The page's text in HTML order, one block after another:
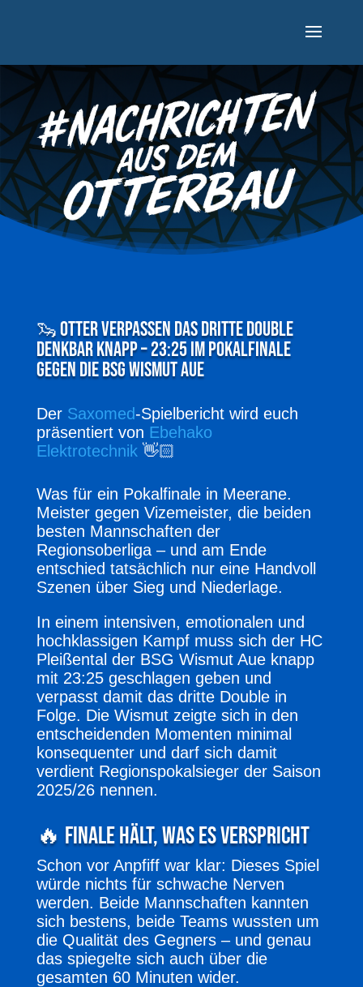
🦦 Otter verpassen das dritte Double
denkbar knapp – 23:25 im Pokalfinale
gegen die BSG Wismut Aue
Der Saxomed-Spielbericht wird euch
präsentiert von Ebehako
Elektrotechnik👋🏻
Was für ein Pokalfinale in Meerane.
Meister gegen Vizemeister, die beiden
besten Mannschaften der
Regionsoberliga – und am Ende
entschied tatsächlich nur eine Handvoll
Szenen über Sieg und Niederlage.
In einem intensiven, emotionalen und
hochklassigen Kampf muss sich der HC
Pleißental der BSG Wismut Aue knapp
mit 23:25 geschlagen geben und
verpasst damit das dritte Double in
Folge. Die Wismut zeigte sich in den
entscheidenden Momenten minimal
konsequenter und darf sich damit
verdient Regionspokalsieger der Saison
2025/26 nennen.
🔥 Finale hält, was es verspricht
Schon vor Anpfiff war klar: Dieses Spiel
würde nichts für schwache Nerven
werden. Beide Mannschaften kannten
sich bestens, beide Teams wussten um
die Qualität des Gegners – und genau
das spiegelte sich auch über die
gesamten 60 Minuten wider.